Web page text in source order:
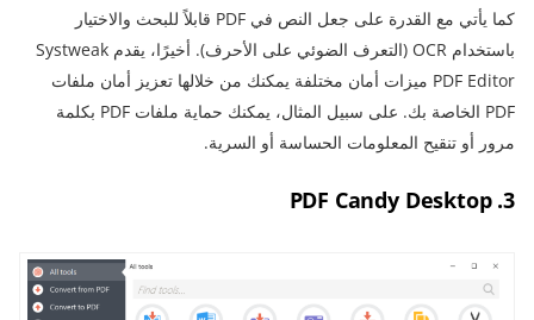
كما يأتي مع القدرة على جعل النص في PDF قابلاً للبحث والاختيار
باستخدام OCR (التعرف الضوئي على الأحرف). أخيرًا، يقدم Systweak
PDF Editor ميزات أمان مختلفة يمكنك من خلالها تعزيز أمان ملفات
PDF الخاصة بك. على سبيل المثال، يمكنك حماية ملفات PDF بكلمة
مرور أو تنقيح المعلومات الحساسة أو السرية.
3. PDF Candy Desktop